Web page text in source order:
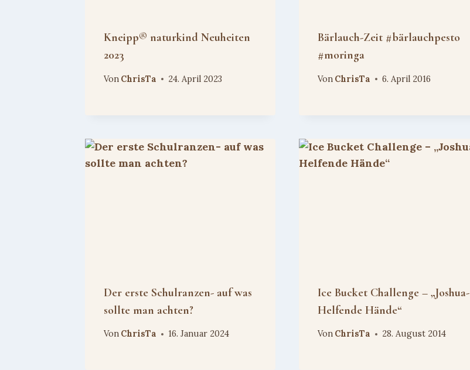
Kneipp® naturkind Neuheiten
2023
Von ChrisTa 24. April 2023
Bärlauch-Zeit #bärlauchpesto
#moringa
Von ChrisTa 6. April 2016
Der erste Schulranzen- auf was
sollte man achten?
Von ChrisTa 16. Januar 2024
Ice Bucket Challenge – „Joshua-
Helfende Hände“
Von ChrisTa 28. August 2014